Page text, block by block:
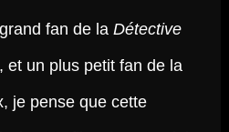
fan de la Détective
et un plus petit fan de la
je pense que cette